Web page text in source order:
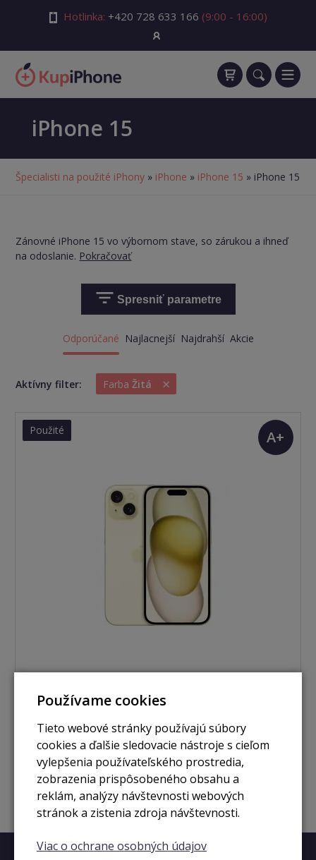
Hotlinka: +420 728 633 166 (9:00 - 16:00)
iPhone 15
Špecialisti na použité iPhony » iPhone » iPhone 15 » iPhone 15
Zánovné iPhone 15 vo výbornom stave, so zárukou a ihneď
na odoslanie. Pokračovať
Spresniť parametre
Odporúčané Najlacnejší Najdrahší Akcie
Aktívny filter: FarbaŽitá ×
Použité
A+
549 € Zobraziť
Používame cookies
Tieto webové stránky používajú súbory
cookies a ďalšie sledovacie nástroje s cieľom
vylepšenia používateľského prostredia,
zobrazenia prispôsobeného obsahu a
reklám, analýzy návštevnosti webových
stránok a zistenia zdroja návštevnosti.
Viac o ochrane osobných údajov